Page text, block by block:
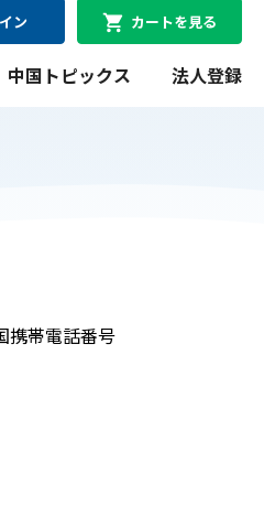
ン カートを見る
ン
ョン
中国トピックス 法人登録
携帯電話番号